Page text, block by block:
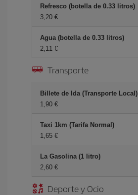
Refresco (botella de 0.33 litros)
3,20 €
Agua (botella de 0.33 litros)
2,11 €
Transporte
Billete de Ida (Transporte Local)
1,90 €
Taxi 1km (Tarifa Normal)
1,65 €
La Gasolina (1 litro)
2,60 €
Deporte y Ocio